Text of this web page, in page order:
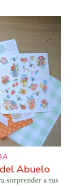
Abuelo
sorprender a tus